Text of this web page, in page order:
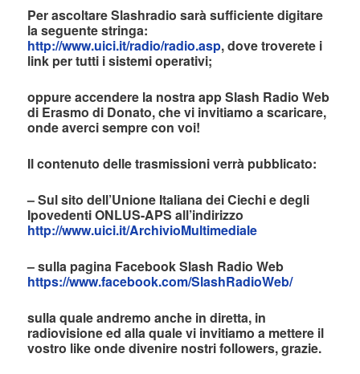
Per ascoltare Slashradio sarà sufficiente digitare
la seguente stringa:
http://www.uici.it/radio/radio.asp, dove troverete i
link per tutti i sistemi operativi;
oppure accendere la nostra app Slash Radio Web
di Erasmo di Donato, che vi invitiamo a scaricare,
onde averci sempre con voi!
Il contenuto delle trasmissioni verrà pubblicato:
– Sul sito dell’Unione Italiana dei Ciechi e degli
Ipovedenti ONLUS-APS all’indirizzo
http://www.uici.it/ArchivioMultimediale
– sulla pagina Facebook Slash Radio Web
https://www.facebook.com/SlashRadioWeb/
sulla quale andremo anche in diretta, in
radiovisione ed alla quale vi invitiamo a mettere il
vostro like onde divenire nostri followers, grazie.